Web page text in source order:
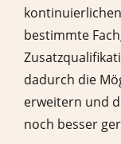
bestimmte
dadurch die
erweitern und
noch besser